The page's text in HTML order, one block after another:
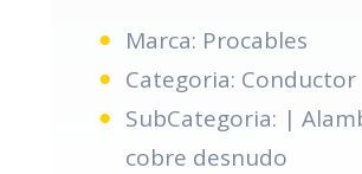
Marca: Procables
Categoria: Conductor
SubCategoria: |
cobre desnudo